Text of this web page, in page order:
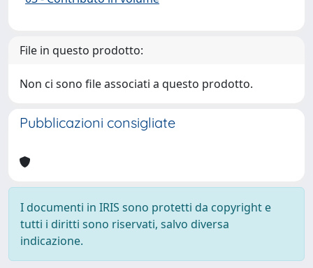
File in questo prodotto:
Non ci sono file associati a questo prodotto.
Pubblicazioni consigliate
I documenti in IRIS sono protetti da copyright e
tutti i diritti sono riservati, salvo diversa
indicazione.